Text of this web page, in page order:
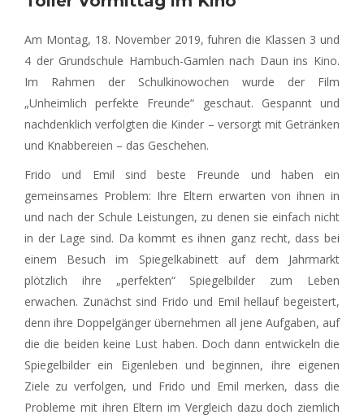
Am Montag, 18. November 2019, fuhren die Klassen 3 und
4 der Grundschule Hambuch-Gamlen nach Daun ins Kino.
Im Rahmen der Schulkinowochen wurde der Film
„Unheimlich perfekte Freunde“ geschaut. Gespannt und
nachdenklich verfolgten die Kinder – versorgt mit Getränken
und Knabbereien – das Geschehen.
Frido und Emil sind beste Freunde und haben ein
gemeinsames Problem: Ihre Eltern erwarten von ihnen in
und nach der Schule Leistungen, zu denen sie einfach nicht
in der Lage sind. Da kommt es ihnen ganz recht, dass bei
einem Besuch im Spiegelkabinett auf dem Jahrmarkt
plötzlich ihre „perfekten“ Spiegelbilder zum Leben
erwachen. Zunächst sind Frido und Emil hellauf begeistert,
denn ihre Doppelgänger übernehmen all jene Aufgaben, auf
die die beiden keine Lust haben. Doch dann entwickeln die
Spiegelbilder ein Eigenleben und beginnen, ihre eigenen
Ziele zu verfolgen, und Frido und Emil merken, dass die
Probleme mit ihren Eltern im Vergleich dazu doch ziemlich